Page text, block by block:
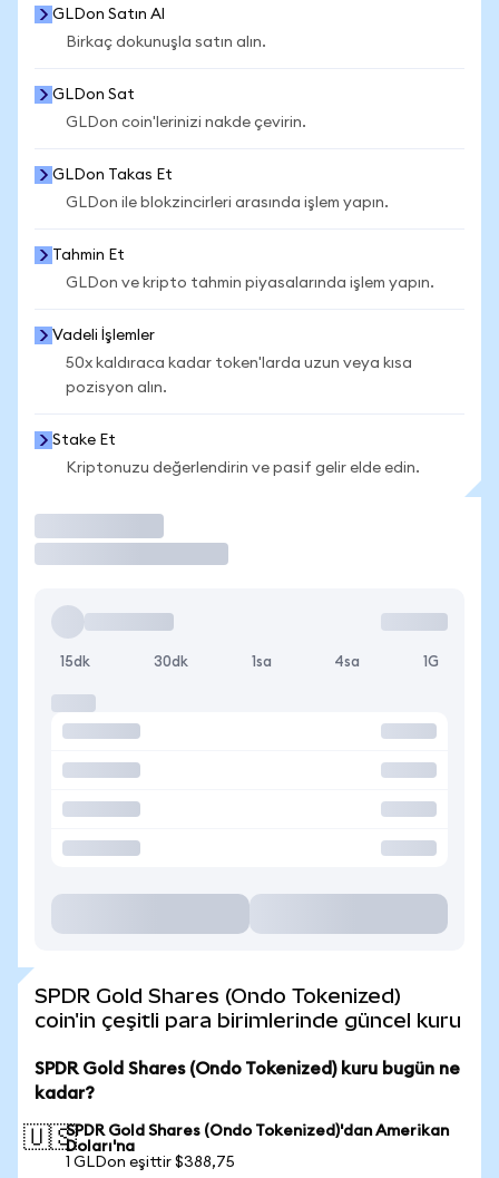
GLDon Satın Al
Birkaç dokunuşla satın alın.
GLDon Sat
GLDon coin'lerinizi nakde çevirin.
GLDon Takas Et
GLDon ile blokzincirleri arasında işlem yapın.
Tahmin Et
GLDon ve kripto tahmin piyasalarında işlem yapın.
Vadeli İşlemler
50x kaldıraca kadar token'larda uzun veya kısa
pozisyon alın.
Stake Et
Kriptonuzu değerlendirin ve pasif gelir elde edin.
15dk 30dk 1sa 4sa 1G
SPDR Gold Shares (Ondo Tokenized)
coin'in çeşitli para birimlerinde güncel kuru
SPDR Gold Shares (Ondo Tokenized) kuru bugün ne
kadar?
🇺🇸SPDR Gold Shares (Ondo Tokenized)'dan Amerikan
Doları'na
1 GLDon eşittir $388,75